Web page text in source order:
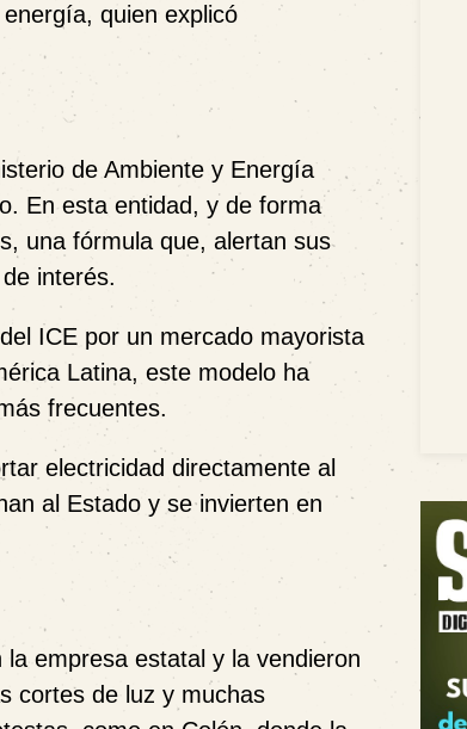
quien explicó
de Ambiente y Energía
En esta entidad, y de forma
una fórmula que, alertan sus
interés.
ICE por un mercado mayorista
Latina, este modelo ha
frecuentes.
electricidad directamente al
al Estado y se invierten en
empresa estatal y la vendieron
cortes de luz y muchas